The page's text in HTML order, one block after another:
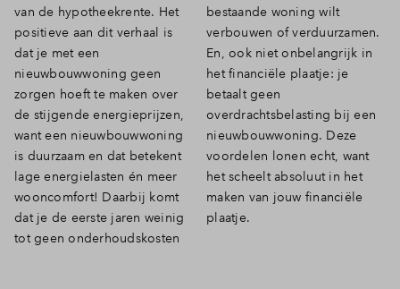
van de hypotheekrente. Het
positieve aan dit verhaal is
dat je met een
nieuwbouwwoning geen
zorgen hoeft te maken over
de stijgende energieprijzen,
want een nieuwbouwwoning
is duurzaam en dat betekent
lage energielasten én meer
wooncomfort! Daarbij komt
dat je de eerste jaren weinig
tot geen onderhoudskosten
bestaande woning wilt
verbouwen of verduurzamen.
En, ook niet onbelangrijk in
het financiële plaatje: je
betaalt geen
overdrachtsbelasting bij een
nieuwbouwwoning. Deze
voordelen lonen echt, want
het scheelt absoluut in het
maken van jouw financiële
plaatje.